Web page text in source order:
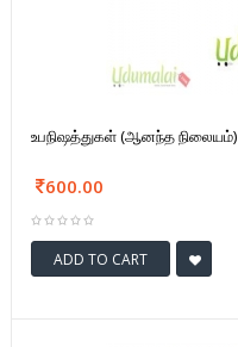
உபநிஷத்துகள் (ஆனந்த நிலையம்)
600.00
ADD TO CART